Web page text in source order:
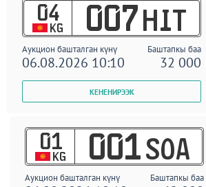
04
KG 007 HIT
Аукцион башталган күнү Баштапкы баа
06.08.2026 10:10 32 000
01
KG 001 SOA
Аукцион башталган күнү Баштапкы баа